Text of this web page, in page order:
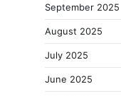
September 2025
August 2025
July 2025
June 2025